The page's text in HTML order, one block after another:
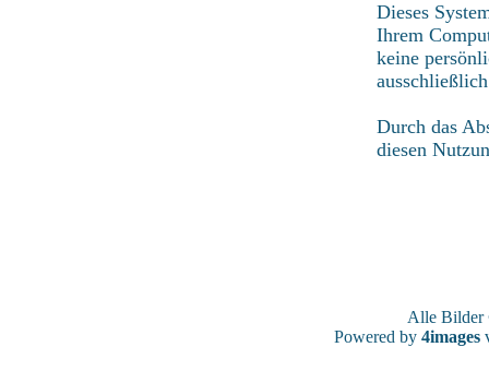
Dieses
Ihrem
keine
Durch das
diesen
Alle
Powered by 4images